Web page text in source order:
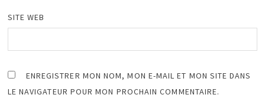
SITE WEB
ENREGISTRER MON NOM, MON E-MAIL ET MON SITE DANS
LE NAVIGATEUR POUR MON PROCHAIN COMMENTAIRE.